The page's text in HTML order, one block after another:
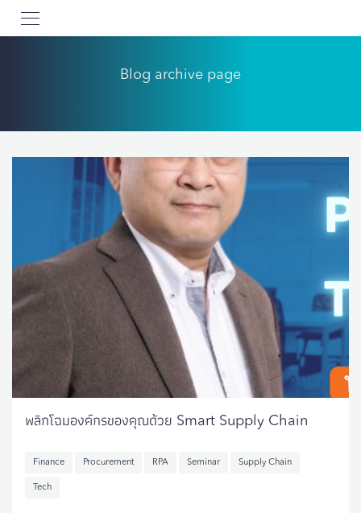
Blog archive page
พลิกโฉมองค์กรของคุณด้วย Smart Supply Chain
Finance Procurement RPA Seminar Supply Chain
Tech